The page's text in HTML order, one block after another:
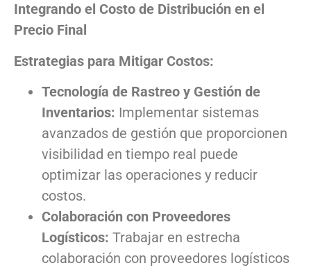
Integrando el Costo de Distribución en el
Precio Final
Estrategias para Mitigar Costos:
Tecnología de Rastreo y Gestión de
Inventarios: Implementar sistemas
avanzados de gestión que proporcionen
visibilidad en tiempo real puede
optimizar las operaciones y reducir
costos.
Colaboración con Proveedores
Logísticos: Trabajar en estrecha
colaboración con proveedores logísticos